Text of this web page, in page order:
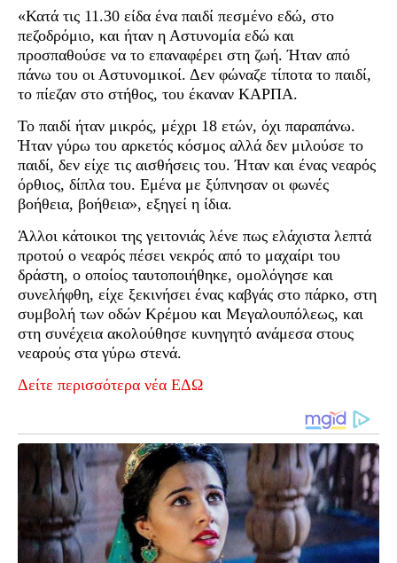
«Κατά τις 11.30 είδα ένα παιδί πεσμένο εδώ, στο
πεζοδρόμιο, και ήταν η Αστυνομία εδώ και
προσπαθούσε να το επαναφέρει στη ζωή. Ήταν από
πάνω του οι Αστυνομικοί. Δεν φώναζε τίποτα το παιδί,
το πίεζαν στο στήθος, του έκαναν ΚΑΡΠΑ.
Το παιδί ήταν μικρός, μέχρι 18 ετών, όχι παραπάνω.
Ήταν γύρω του αρκετός κόσμος αλλά δεν μιλούσε το
παιδί, δεν είχε τις αισθήσεις του. Ήταν και ένας νεαρός
όρθιος, δίπλα του. Εμένα με ξύπνησαν οι φωνές
βοήθεια, βοήθεια», εξηγεί η ίδια.
Άλλοι κάτοικοι της γειτονιάς λένε πως ελάχιστα λεπτά
προτού ο νεαρός πέσει νεκρός από το μαχαίρι του
δράστη, ο οποίος ταυτοποιήθηκε, ομολόγησε και
συνελήφθη, είχε ξεκινήσει ένας καβγάς στο πάρκο, στη
συμβολή των οδών Κρέμου και Μεγαλουπόλεως, και
στη συνέχεια ακολούθησε κυνηγητό ανάμεσα στους
νεαρούς στα γύρω στενά.
Δείτε περισσότερα νέα ΕΔΩ